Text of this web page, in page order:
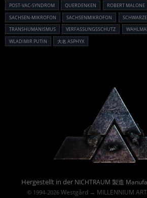
POST-VAC-SYNDROM
QUERDENKEN ROBERT MALONE
SACHSEN-MIKROFON
SACHSENMIKROFON
TRANSHUMANISMUS
VERFASSUNGSSCHUTZ
WLADIMIR PUTIN
大名 ASPHYX
Hergestellt in der NICHTRAUM 製造
© 1994-2026 Westgård→ MILLENNIUM
Powered By :